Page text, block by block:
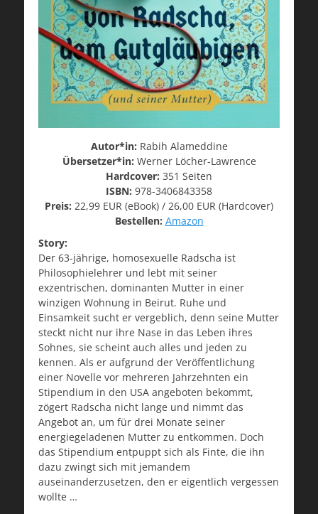
Autor*in: Rabih Alameddine
Übersetzer*in: Werner Löcher-Lawrence
Hardcover: 351 Seiten
ISBN: 978-3406843358
Preis: 22,99 EUR (eBook) / 26,00 EUR (Hardcover)
Bestellen: Amazon
Story:
Der 63-jährige, homosexuelle Radscha ist
Philosophielehrer und lebt mit seiner
exzentrischen, dominanten Mutter in einer
winzigen Wohnung in Beirut. Ruhe und
Einsamkeit sucht er vergeblich, denn seine Mutter
steckt nicht nur ihre Nase in das Leben ihres
Sohnes, sie scheint auch alles und jeden zu
kennen. Als er aufgrund der Veröffentlichung
einer Novelle vor mehreren Jahrzehnten ein
Stipendium in den USA angeboten bekommt,
zögert Radscha nicht lange und nimmt das
Angebot an, um für drei Monate seiner
energiegeladenen Mutter zu entkommen. Doch
das Stipendium entpuppt sich als Finte, die ihn
dazu zwingt sich mit jemandem
auseinanderzusetzen, den er eigentlich vergessen
wollte …